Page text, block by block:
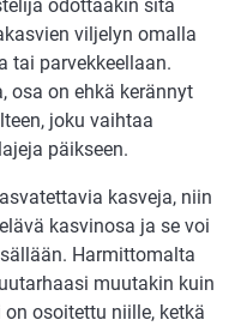
odottaakin sitä
viljelyn omalla
tai parvekkeellaan.
osa on ehkä kerännyt
joku vaihtaa
päikseen.
kasveja, niin
kasvinosa ja se voi
Harmittomalta
muutakin kuin
osoitettu niille, ketkä